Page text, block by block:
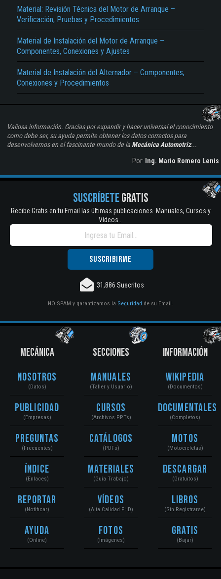
Material: Revisión Técnica del Motor de Arranque –
Verificación, Pruebas y Procedimientos
Material de Instalación del Motor de Arranque –
Componentes, Conexiones y Ajustes
Material de Instalación del Alternador – Componentes,
Conexiones y Procedimientos
Valiosa información. Gracias por expandir y hacer universal el conocimiento
como debe ser, su ayuda permite obtener los datos correctos para
desenvolvernos en el fascinante mundo de la Mecánica Automotriz...
Por: Ing. Mario Romero Lenis
SUSCRÍBETEGRATIS
Recibe Gratis en tu Email las últimas publicaciones. Manuales, Cursos y
Vídeos...
31,886 Suscritos
NO SPAM y garantizamos la Seguridad de su Email.
MECÁNICA
Nosotros
(Datos)
Publicidad
(Empresas)
Preguntas
(Frecuentes)
Índice
(Enlaces)
Reportar
(Notificar)
Ayuda
(Online)
SECCIONES
Manuales
(Taller y Usuario)
Cursos
(Archivos PPTs)
Catálogos
(PDFs)
Materiales
(Guía Trabajo)
Vídeos
(Alta Calidad FHD)
Fotos
(Imágenes)
INFORMACIÓN
Wikipedia
(Documentos)
Documentales
(Completos)
Motos
(Motocicletas)
Descargar
(Gratuitos)
Libros
(Sin Registrarse)
Gratis
(Bajar)